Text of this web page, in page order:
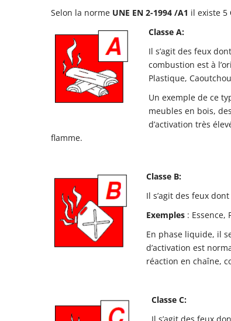
Selon la norme UNE EN 2-1994 /A1 il existe 5
Classe A:
Il s’agit des feux
combustion est à
Plastique,
Un exemple de ce
meubles en bois,
d’activation très
flamme.
Classe B:
Il s’agit des feux
Exemples : Essence,
En phase liquide, il
d’activation est
réaction en chaîne,
Classe C:
Il s’agit des feux